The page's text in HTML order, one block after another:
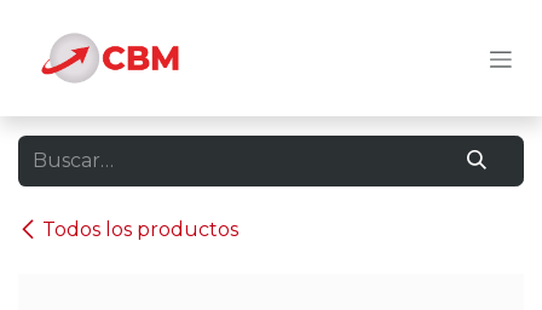
Todos los productos